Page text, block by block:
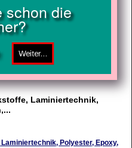
schon die
Laminiertechnik,
Polyester, Epoxy,